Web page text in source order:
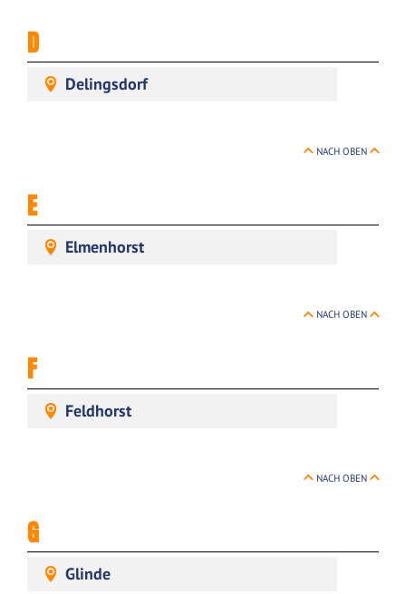
D
Delingsdorf
NACH OBEN
E
Elmenhorst
NACH OBEN
F
Feldhorst
NACH OBEN
G
Glinde